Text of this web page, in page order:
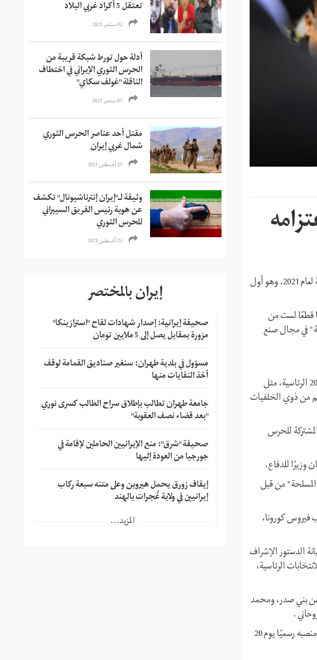
أعلن حسين دهقان، المستشار العسكري للمرشد الإيراني علي خامنئي، عن اعتزامه خوض الانتخابات الرئاسية لعام 2021. وهو أول
(تشرين الثاني)، "أنا قطعًا لست من
في مجال صنع
وبالإضافة إلى حسين دهقان، هناك شخصيات أخرى مدرجة أيضًا في قائمة المرشحين المحتملين لانتخابات 2021 الرئاسية، مثل
من ذوي الخلفيات
للحرس
للدفاع.
من قبل
المقبل، لكن بسبب فيروس كورونا،
الدستور الإشراف
الرئاسية،
أبو الحسن بني صدر، ومحمد
.
وتتزامن بداية رئاسة هذا الشخص مع العام الأول للرئيس الأميركي جو بايدن، الذي من المقرر أن يتولى مهام منصبه رسميًا يوم 20
تعتقل 5 أكراد غربي البلاد
02 سبتمبر 2021
أدلة حول تورط شبكة قريبة من
الحرس الثوري الإيراني في اختطاف
الناقلة "غولف سكاي"
01 سبتمبر 2021
مقتل أحد عناصر الحرس الثوري
شمال غربي إيران
29 أغسطس 2021
وثيقة لـ"إيران إنترناشيونال" تكشف
عن هوية رئيس الفريق السيبراني
للحرس الثوري
23 أغسطس 2021
إيران بالمختصر
صحيفة إيرانية: إصدار شهادات لقاح "استرازينكا"
مزورة بمقابل يصل إلى 5 ملايين تومان
مسؤول في بلدية طهران: سنغير صناديق القمامة لوقف
أخذ النفايات منها
جامعة طهران تطالب بإطلاق سراح الطالب كسرى نوري
"بعد قضاء نصف العقوبة"
صحيفة "شرق": منع الإيرانيين الحاملين لإقامة في
جورجيا من العودة إليها
إيقاف زورق يحمل هيروين وعلى متنه سبعة ركاب
إيرانيين في ولاية غُجرات بالهند
المزيد...